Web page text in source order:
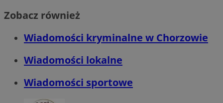
Zobacz również
Wiadomości kryminalne w Chorzowie
Wiadomości lokalne
Wiadomości sportowe